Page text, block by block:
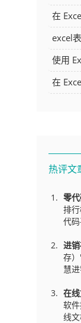
时都
在
面指南
excel
使用
骤及技
在
热评文
零
排
代
进
存
慧进
在
软
线